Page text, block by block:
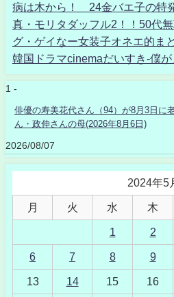
病は木から！ 24金バエ子の特
真・モリタダッフル2！！50代
グ・ゲイなー女装子オネエ的ま
韓国ドラマcinemaだいすき-僕
1 -
俳優の寿美花代さん（94）が8月3日に
ん・政伸さんの母(2026年8月6日)
2026/08/07
2024年5
月 火 水 木
1 2
6 7 8 9
13 14 15 16